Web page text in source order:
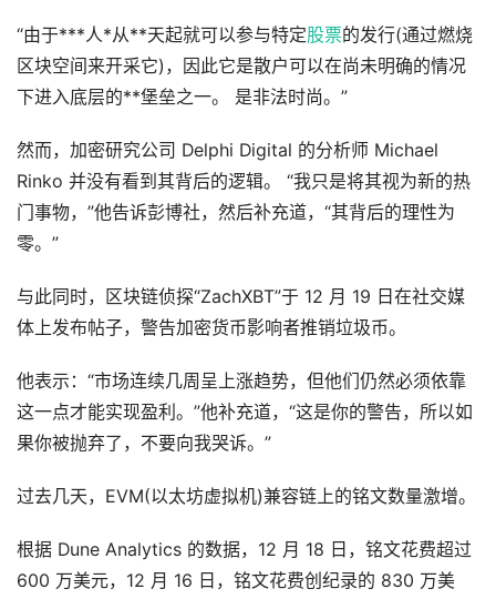
“由于***人*从**天起就可以参与特定股票的发行(通过燃烧
区块空间来开采它)，因此它是散户可以在尚未明确的情况
下进入底层的**堡垒之一。 是非法时尚。”
然而，加密研究公司 Delphi Digital 的分析师 Michael
Rinko 并没有看到其背后的逻辑。 “我只是将其视为新的热
门事物，”他告诉彭博社，然后补充道，“其背后的理性为
零。”
与此同时，区块链侦探“ZachXBT”于 12 月 19 日在社交媒
体上发布帖子，警告加密货币影响者推销垃圾币。
他表示：“市场连续几周呈上涨趋势，但他们仍然必须依靠
这一点才能实现盈利。”他补充道，“这是你的警告，所以如
果你被抛弃了，不要向我哭诉。”
过去几天，EVM(以太坊虚拟机)兼容链上的铭文数量激增。
根据 Dune Analytics 的数据，12 月 18 日，铭文花费超过
600 万美元，12 月 16 日，铭文花费创纪录的 830 万美